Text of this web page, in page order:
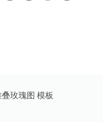
玫瑰图 模板